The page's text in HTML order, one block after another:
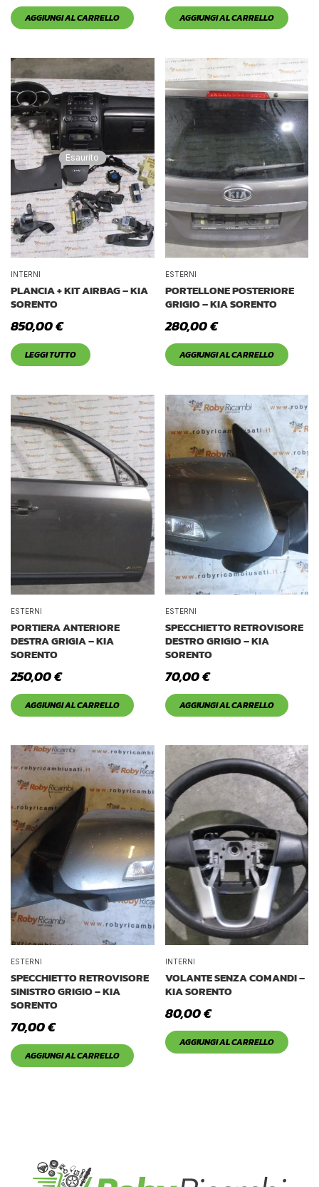
AGGIUNGI AL CARRELLO AGGIUNGI AL CARRELLO
Esaurito
INTERNI
PLANCIA + KIT AIRBAG – KIA
SORENTO
850,00€
LEGGI TUTTO
ESTERNI
PORTELLONE POSTERIORE
GRIGIO – KIA SORENTO
280,00€
AGGIUNGI AL CARRELLO
ESTERNI
PORTIERA ANTERIORE
DESTRA GRIGIA – KIA
SORENTO
250,00€
AGGIUNGI AL CARRELLO
ESTERNI
SPECCHIETTO RETROVISORE
DESTRO GRIGIO – KIA
SORENTO
70,00€
AGGIUNGI AL CARRELLO
ESTERNI
SPECCHIETTO RETROVISORE
SINISTRO GRIGIO – KIA
SORENTO
70,00€
AGGIUNGI AL CARRELLO
INTERNI
VOLANTE SENZA COMANDI –
KIA SORENTO
80,00€
AGGIUNGI AL CARRELLO